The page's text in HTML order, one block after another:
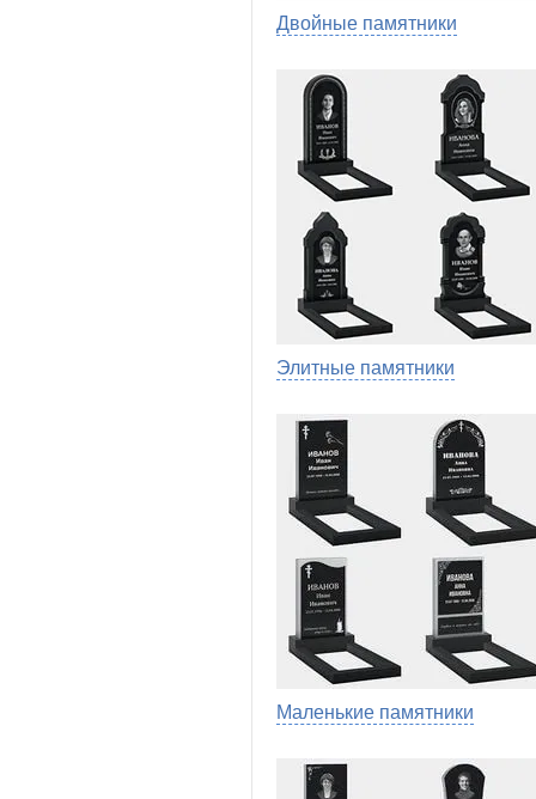
Двойные памятники
Элитные памятники
Маленькие памятники